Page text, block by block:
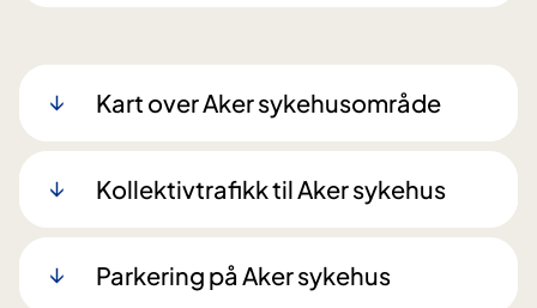
Kart over Aker sykehusområde
Kollektivtrafikk til Aker sykehus
Parkering på Aker sykehus